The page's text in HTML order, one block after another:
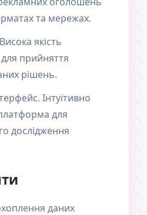
та мережах.
якість
для прийняття
рішень.
Інтуїтивно
для
дослідження
даних